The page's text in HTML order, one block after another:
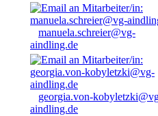
manuela.schreier@vg-
aindling.de
georgia.von-
aindling.de